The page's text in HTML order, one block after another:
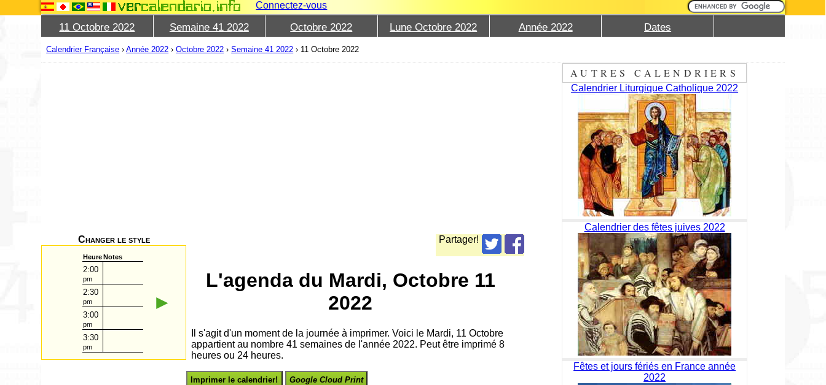
Connectez-vous
11 Octobre 2022 Semaine 41 2022 Octobre 2022 Lune Octobre 2022 Année 2022 Dates
Calendrier Française ›Année 2022 ›Octobre 2022 ›Semaine 41 2022 › 11 Octobre 2022
Partager!
Changer le style
HeureNotes
2:00
pm
2:30
pm
3:00
pm
3:30
pm
►
L'agenda du Mardi, Octobre 11
2022
Il s'agit d'un moment de la journée à imprimer. Voici le Mardi, 11 Octobre
appartient au nombre 41 semaines de l'année 2022. Peut être imprimé 8
heures ou 24 heures.
Imprimer le calendrier! Google Cloud Print
AUTRES CALENDRIERS
Calendrier Liturgique Catholique 2022
Calendrier des fêtes juives 2022
Fêtes et jours fériés en France année
2022